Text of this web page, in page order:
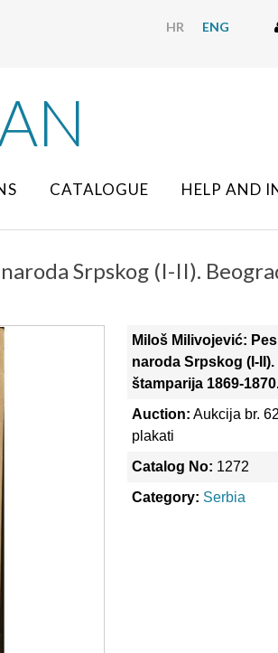
HR ENG
CATALOGUE HELP AND
Srpskog (I-II).
Miloš Milivojević:
naroda Srpskog (I-
štamparija 1869-
Auction: Aukcija br.
plakati
Catalog No: 1272
Category: Serbia